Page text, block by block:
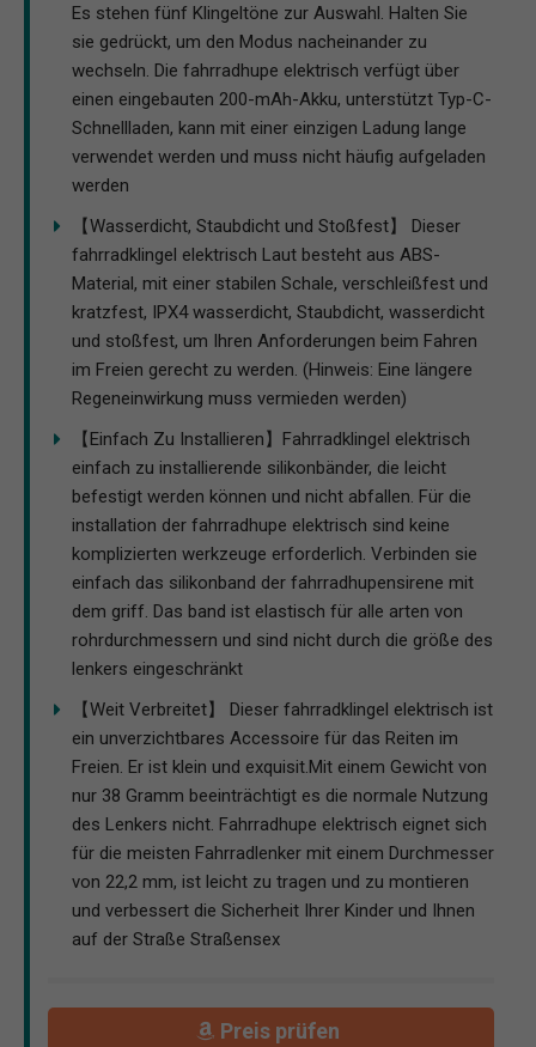
Es stehen fünf Klingeltöne zur Auswahl. Halten Sie
sie gedrückt, um den Modus nacheinander zu
wechseln. Die fahrradhupe elektrisch verfügt über
einen eingebauten 200-mAh-Akku, unterstützt Typ-C-
Schnellladen, kann mit einer einzigen Ladung lange
verwendet werden und muss nicht häufig aufgeladen
werden
【Wasserdicht, Staubdicht und Stoßfest】 Dieser
fahrradklingel elektrisch Laut besteht aus ABS-
Material, mit einer stabilen Schale, verschleißfest und
kratzfest, IPX4 wasserdicht, Staubdicht, wasserdicht
und stoßfest, um Ihren Anforderungen beim Fahren
im Freien gerecht zu werden. (Hinweis: Eine längere
Regeneinwirkung muss vermieden werden)
【Einfach Zu Installieren】Fahrradklingel elektrisch
einfach zu installierende silikonbänder, die leicht
befestigt werden können und nicht abfallen. Für die
installation der fahrradhupe elektrisch sind keine
komplizierten werkzeuge erforderlich. Verbinden sie
einfach das silikonband der fahrradhupensirene mit
dem griff. Das band ist elastisch für alle arten von
rohrdurchmessern und sind nicht durch die größe des
lenkers eingeschränkt
【Weit Verbreitet】 Dieser fahrradklingel elektrisch ist
ein unverzichtbares Accessoire für das Reiten im
Freien. Er ist klein und exquisit.Mit einem Gewicht von
nur 38 Gramm beeinträchtigt es die normale Nutzung
des Lenkers nicht. Fahrradhupe elektrisch eignet sich
für die meisten Fahrradlenker mit einem Durchmesser
von 22,2 mm, ist leicht zu tragen und zu montieren
und verbessert die Sicherheit Ihrer Kinder und Ihnen
auf der Straße Straßensex
Preis prüfen